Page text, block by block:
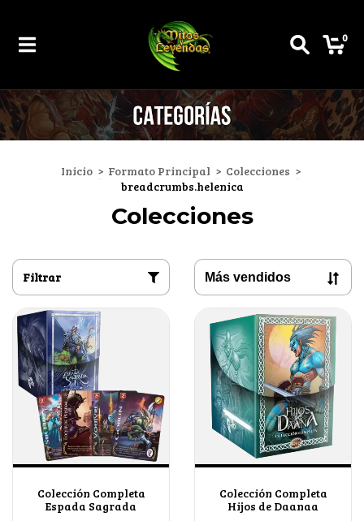
0
Inicio > Formato Principal > Colecciones >
breadcrumbs.helenica
Colecciones
Filtrar
Colección Completa
Espada Sagrada
Colección Completa
Hijos de Daanaa